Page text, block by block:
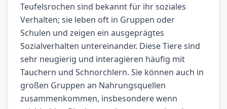
Teufelsrochen sind bekannt für ihr soziales
Verhalten; sie leben oft in Gruppen oder
Schulen und zeigen ein ausgeprägtes
Sozialverhalten untereinander. Diese Tiere sind
sehr neugierig und interagieren häufig mit
Tauchern und Schnorchlern. Sie können auch in
großen Gruppen an Nahrungsquellen
zusammenkommen, insbesondere wenn